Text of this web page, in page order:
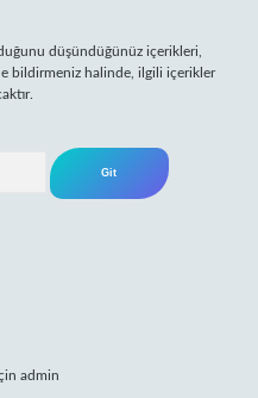
düşündüğünüz içerikleri,
bildirmeniz halinde, ilgili içerikler
admin